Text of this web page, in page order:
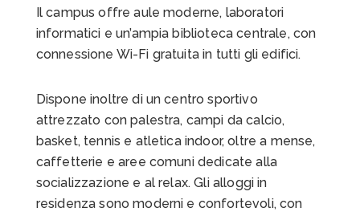
Il campus offre aule moderne, laboratori
informatici e un’ampia biblioteca centrale, con
connessione Wi-Fi gratuita in tutti gli edifici.
Dispone inoltre di un centro sportivo
attrezzato con palestra, campi da calcio,
basket, tennis e atletica indoor, oltre a mense,
caffetterie e aree comuni dedicate alla
socializzazione e al relax.Gli alloggi in
residenza sono moderni e confortevoli, con